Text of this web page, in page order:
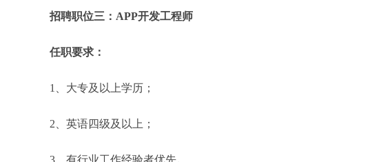
招聘职位三：APP开发工程师
任职要求：
1、大专及以上学历；
2、英语四级及以上；
3、有行业工作经验者优先。